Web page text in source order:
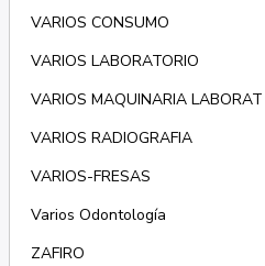
VARIOS CONSUMO
VARIOS LABORATORIO
VARIOS MAQUINARIA LABORAT
VARIOS RADIOGRAFIA
VARIOS-FRESAS
Varios Odontología
ZAFIRO